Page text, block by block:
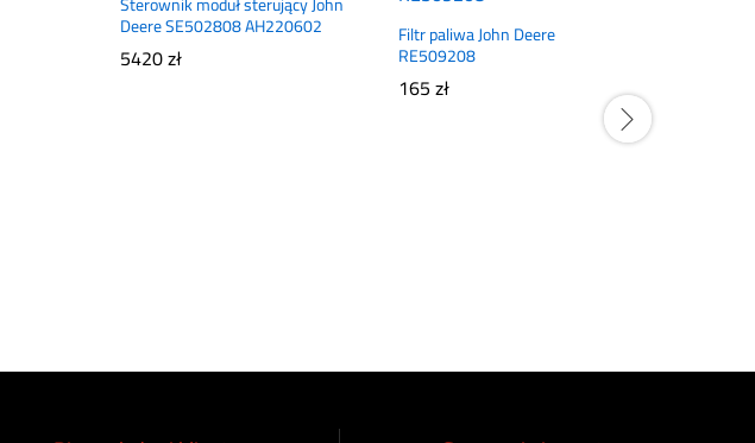
Deere SE502808 AH220602
5420zł
Filtr paliwa John Deere
RE509208
165zł